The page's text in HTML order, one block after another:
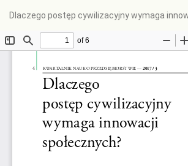
artykułu
Dlaczego postęp cywilizacyjny wymaga